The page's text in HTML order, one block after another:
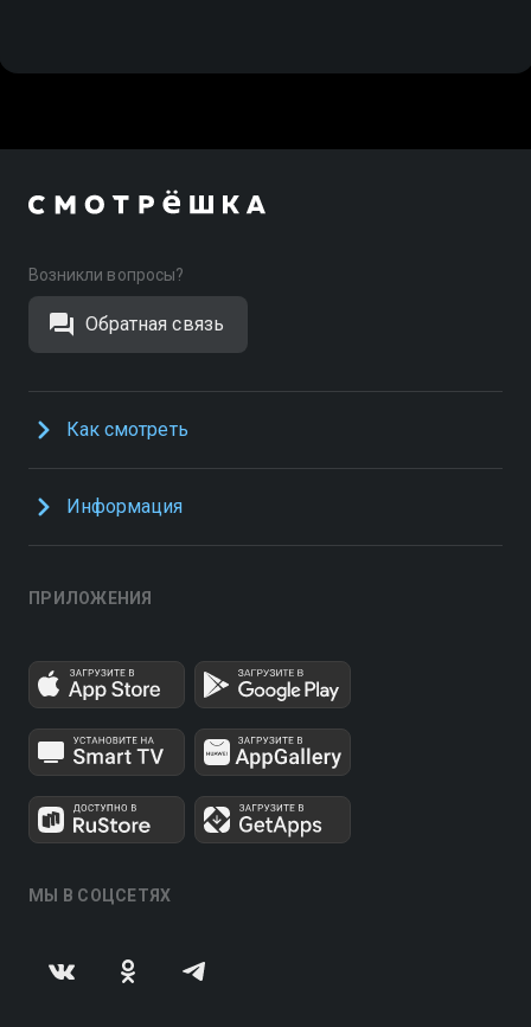
Возникли вопросы?
Обратная связь
Как смотреть
Информация
ПРИЛОЖЕНИЯ
МЫ В СОЦСЕТЯХ